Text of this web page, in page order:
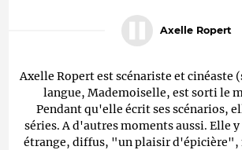
Axelle Ropert
Axelle Ropert est scénariste et cinéaste
langue, Mademoiselle, est sorti le
Pendant qu'elle écrit ses scénarios,
séries. A d'autres moments aussi. Elle
étrange, diffus, "un plaisir